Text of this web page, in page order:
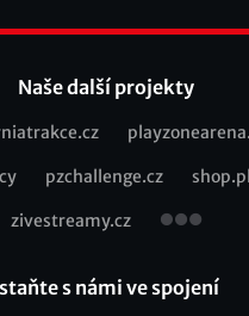
Naše další projekty
pzchallenge.cz
zivestreamy.cz
s námi ve spojení